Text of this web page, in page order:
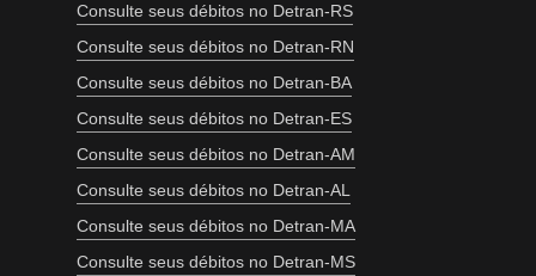
Consulte seus débitos no Detran-RS
Consulte seus débitos no Detran-RN
Consulte seus débitos no Detran-BA
Consulte seus débitos no Detran-ES
Consulte seus débitos no Detran-AM
Consulte seus débitos no Detran-AL
Consulte seus débitos no Detran-MA
Consulte seus débitos no Detran-MS